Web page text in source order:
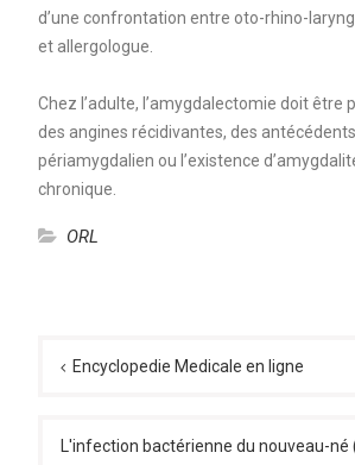
d’une confrontation entre oto-rhino-
et allergologue.
Chez l’adulte, l’amygdalectomie doit être
des angines récidivantes, des
périamygdalien ou l’existence
chronique.
ORL
de Encyclopedie Medicale en ligne
L'infection bactérienne du nouveau-né